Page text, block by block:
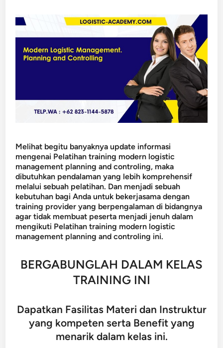
Melihat begitu banyaknya update informasi
mengenai Pelatihan training modern logistic
management planning and controling, maka
dibutuhkan pendalaman yang lebih komprehensif
melalui sebuah pelatihan. Dan menjadi sebuah
kebutuhan bagi Anda untuk bekerjasama dengan
training provider yang berpengalaman di bidangnya
agar tidak membuat peserta menjadi jenuh dalam
mengikuti Pelatihan training modern logistic
management planning and controling ini.
BERGABUNGLAH DALAM KELAS
TRAINING INI
Dapatkan Fasilitas Materi dan Instruktur
yang kompeten serta Benefit yang
menarik dalam kelas ini.